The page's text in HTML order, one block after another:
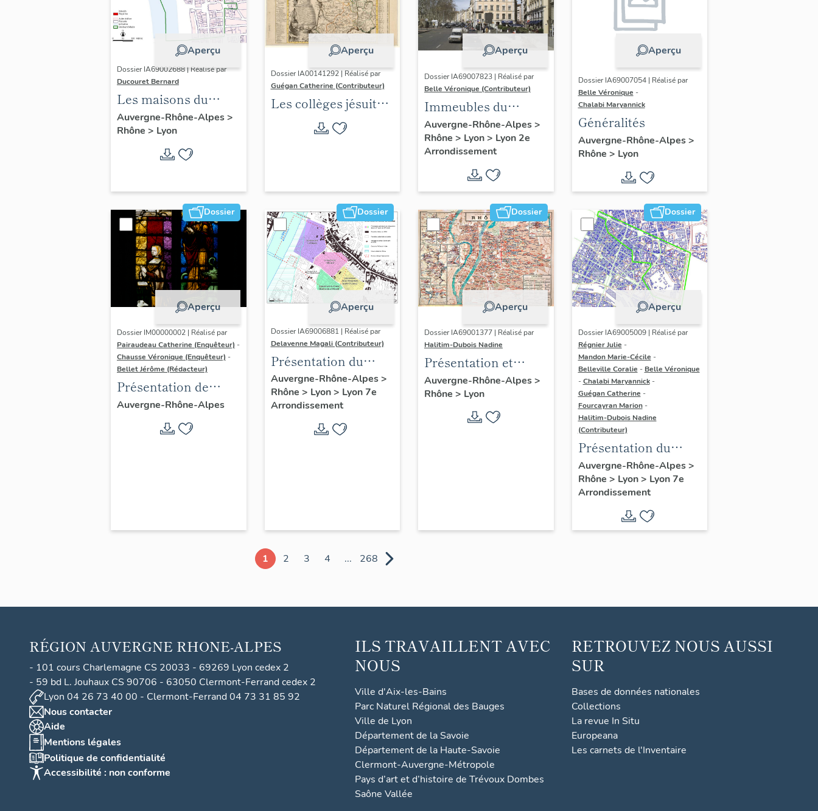
Aperçu
Dossier IA69002688 | Réalisé par
Ducouret Bernard
Les maisons du
quartier Saint-Nizier
Auvergne-Rhône-Alpes>
Rhône > Lyon
Aperçu
Dossier IA00141292 | Réalisé par
Guégan Catherine (Contributeur)
Les collèges jésuites
d'Ancien Régime
(1556-1763) dans la
(DOSSIER EN
Aperçu
Dossier IA69007823 | Réalisé par
Belle Véronique (Contributeur)
Immeubles du
secteur des Jacobins
Auvergne-Rhône-Alpes>
Rhône > Lyon> Lyon 2e
Arrondissement
Aperçu
Dossier IA69007054 | Réalisé par
Belle Véronique -
Chalabi Maryannick
Généralités
Auvergne-Rhône-Alpes>
Rhône > Lyon
Dossier
Aperçu
Dossier IM00000002 | Réalisé par
Pairaudeau Catherine (Enquêteur) -
Chausse Véronique (Enquêteur) -
Bellet Jérôme (Rédacteur)
Présentation de
l'aire d'étude du
recensement du
vitrail ancien de
Auvergne-Rhône-Alpes
Dossier
Aperçu
Dossier IA69006881 | Réalisé par
Delavenne Magali (Contributeur)
Présentation du
secteur d'étude
"Saint-André" (Lyon
7)
Auvergne-Rhône-Alpes>
Rhône > Lyon> Lyon 7e
Arrondissement
Dossier
Aperçu
Dossier IA69001377 | Réalisé par
Halitim-Dubois Nadine
Présentation et
synthèse du
patrimoine
industriel de la ville
Auvergne-Rhône-Alpes>
Rhône > Lyon
Dossier
Aperçu
Dossier IA69005009 | Réalisé par
Régnier Julie -
Mandon Marie-Cécile -
Belleville Coralie - Belle Véronique
-Chalabi Maryannick -
Guégan Catherine -
Fourcayran Marion -
Halitim-Dubois Nadine
(Contributeur)
Présentation du
secteur d'étude Lyon
Guillotière
Auvergne-Rhône-Alpes>
Rhône > Lyon> Lyon 7e
Arrondissement
1 2 3 4 ... 268
RÉGION AUVERGNE RHONE-ALPES
- 101 cours Charlemagne CS 20033 - 69269 Lyon cedex 2
- 59 bd L. Jouhaux CS 90706 - 63050 Clermont-Ferrand cedex 2
Lyon 04 26 73 40 00 - Clermont-Ferrand 04 73 31 85 92
Nous contacter
Aide
Mentions légales
Politique de confidentialité
Accessibilité : non conforme
ILS TRAVAILLENT AVEC
NOUS
Ville d'Aix-les-Bains
Parc Naturel Régional des Bauges
Ville de Lyon
Département de la Savoie
Département de la Haute-Savoie
Clermont-Auvergne-Métropole
Pays d’art et d’histoire de Trévoux Dombes
Saône Vallée
RETROUVEZ NOUS AUSSI
SUR
Bases de données nationales
Collections
La revue In Situ
Europeana
Les carnets de l'Inventaire